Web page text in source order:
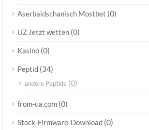
Aserbaidschanisch Mostbet (0)
UZ Jetzt wetten (0)
Kasino (0)
Peptid (34)
andere Peptide (0)
from-ua.com (0)
Stock-Firmware-Download (0)